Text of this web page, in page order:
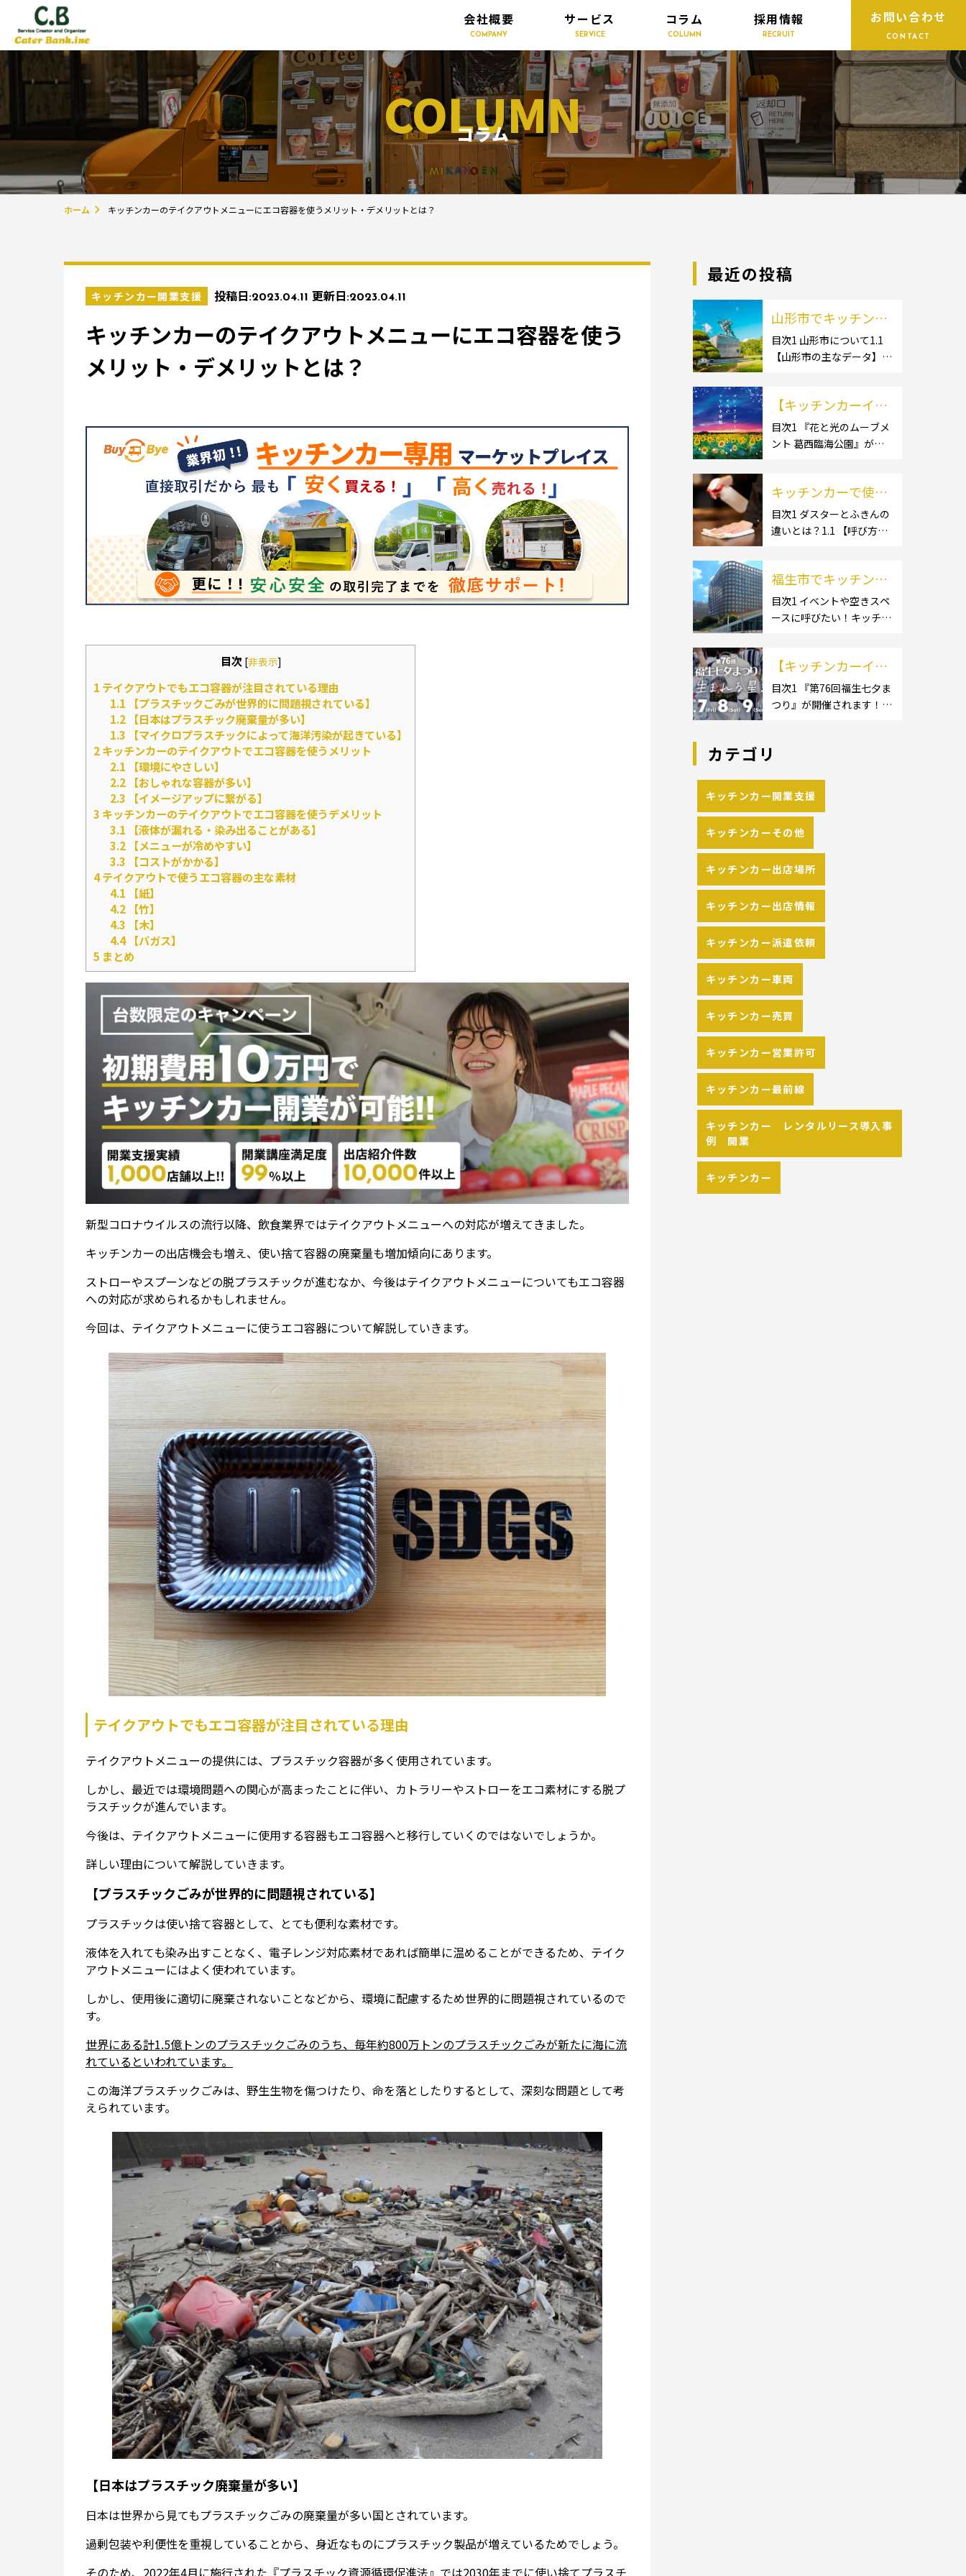
会社概要
COMPANY
サービス
SERVICE
コラム
COLUMN
採用情報
RECRUIT
お問い合わせ
CONTACT
COLUMN
コラム
ホーム キッチンカーのテイクアウトメニューにエコ容器を使うメリット・デメリットとは？
キッチンカー開業支援 投稿日:2023.04.11 更新日:2023.04.11
キッチンカーのテイクアウトメニューにエコ容器を使う
メリット・デメリットとは？
目次 [非表示]
1 テイクアウトでもエコ容器が注目されている理由
1.1 【プラスチックごみが世界的に問題視されている】
1.2【日本はプラスチック廃棄量が多い】
1.3 【マイクロプラスチックによって海洋汚染が起きている】
2キッチンカーのテイクアウトでエコ容器を使うメリット
2.1 【環境にやさしい】
2.2【おしゃれな容器が多い】
2.3 【イメージアップに繋がる】
3 キッチンカーのテイクアウトでエコ容器を使うデメリット
3.1 【液体が漏れる・染み出ることがある】
3.2【メニューが冷めやすい】
3.3 【コストがかかる】
4テイクアウトで使うエコ容器の主な素材
4.1 【紙】
4.2【竹】
4.3 【木】
4.4【バガス】
5 まとめ
新型コロナウイルスの流行以降、飲食業界ではテイクアウトメニューへの対応が増えてきました。
キッチンカーの出店機会も増え、使い捨て容器の廃棄量も増加傾向にあります。
ストローやスプーンなどの脱プラスチックが進むなか、今後はテイクアウトメニューについてもエコ容器
への対応が求められるかもしれません。
今回は、テイクアウトメニューに使うエコ容器について解説していきます。
テイクアウトでもエコ容器が注目されている理由
テイクアウトメニューの提供には、プラスチック容器が多く使用されています。
しかし、最近では環境問題への関心が高まったことに伴い、カトラリーやストローをエコ素材にする脱プ
ラスチックが進んでいます。
今後は、テイクアウトメニューに使用する容器もエコ容器へと移行していくのではないでしょうか。
詳しい理由について解説していきます。
【プラスチックごみが世界的に問題視されている】
プラスチックは使い捨て容器として、とても便利な素材です。
液体を入れても染み出すことなく、電子レンジ対応素材であれば簡単に温めることができるため、テイク
アウトメニューにはよく使われています。
しかし、使用後に適切に廃棄されないことなどから、環境に配慮するため世界的に問題視されているので
す。
世界にある計1.5億トンのプラスチックごみのうち、毎年約800万トンのプラスチックごみが新たに海に流
れているといわれています。
この海洋プラスチックごみは、野生生物を傷つけたり、命を落としたりするとして、深刻な問題として考
えられています。
【日本はプラスチック廃棄量が多い】
日本は世界から見てもプラスチックごみの廃棄量が多い国とされています。
過剰包装や利便性を重視していることから、身近なものにプラスチック製品が増えているためでしょう。
そのため、2022年4月に施行された『プラスチック資源循環促進法』では2030年までに使い捨てプラスチ
最近の投稿
山形市でキッチンカ
ー開業するなら格安
のレンタル・リー
流れも解説！
目次1 山形市について1.1
【山形市の主なデータ】
王温泉]1.2.2 [文翔館]1.3
【名産品・ご当地グルメ】
1.3.1 [芋煮]1.3 […]
【キッチンカーイベ
ント情報】花と光の
ムーブメント 葛西臨
います！
目次1 『花と光のムーブメ
ント 葛西臨海公園』が開
場といえば、やっぱりイベ
ント！ 日本全国で、キッチ
ンカーが営業している様々
キッチンカーで使用
するダスター・ふき
んの選び方とは？お
介！
目次1 ダスターとふきんの
違いとは？1.1 【呼び方の
ンタークロスとも呼ばれ
る】2 キッチンカーで使用
するダスター(ふきん)種類
福生市でキッチンカ
ーを呼びたい！派遣
してもらうにはどう
の流れや人気メニュ
ーを解説
目次1 イベントや空きスペ
ースに呼びたい！キッチン
キッチンカー:軽バン]1.1.2
[小型キッチンカー:軽トラ
ック]1.1.3 [中型・大型キッ
【キッチンカーイベ
ント情報】第76回福
生七夕まつりが開催
目次1 『第76回福生七夕ま
つり』が開催されます！2
りイベント！ 日本全国で、
催されています。 開業前に
キッチンカーの出店 […]
カテゴリ
キッチンカー開業支援
キッチンカーその他
キッチンカー出店場所
キッチンカー出店情報
キッチンカー派遣依頼
キッチンカー車両
キッチンカー売買
キッチンカー営業許可
キッチンカー最前線
キッチンカー レンタルリース導入事
例 開業
キッチンカー